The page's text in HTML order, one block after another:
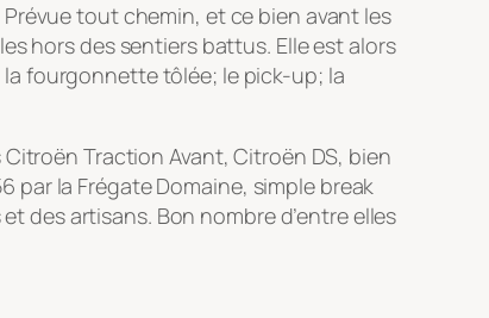
tout chemin, et ce bien avant les
hors des sentiers battus. Elle est alors
la fourgonnette tôlée; le pick-up; la
Traction Avant, Citroën DS, bien
par la Frégate Domaine, simple break
des artisans. Bon nombre d’entre elles